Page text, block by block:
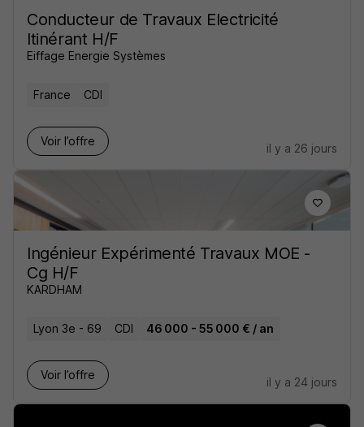
Conducteur de Travaux Electricité
Itinérant H/F
Eiffage Energie Systèmes
France CDI
Voir l’offre
il y a 26 jours
Ingénieur Expérimenté Travaux MOE -
Cg H/F
KARDHAM
Lyon 3e - 69 CDI 46 000 - 55 000 € / an
Voir l’offre
il y a 24 jours